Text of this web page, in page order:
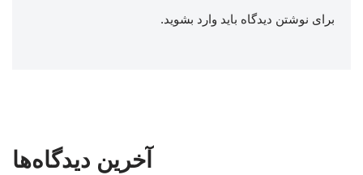
برای نوشتن دیدگاه باید وارد بشوید.
آخرین دیدگاه‌ها